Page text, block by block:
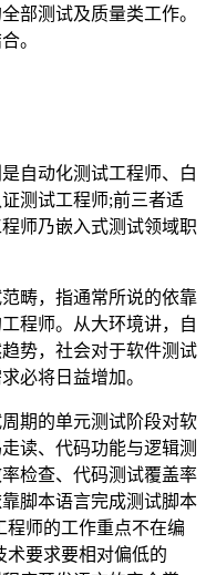
部测试及质量类工作。
。
自动化测试工程师、白
测试工程师;前三者适
师乃嵌入式测试领域职
畴，指通常所说的依靠
程师。从大环境讲，自
势，社会对于软件测试
必将日益增加。
期的单元测试阶段对软
读、代码功能与逻辑测
检查、代码测试覆盖率
脚本语言完成测试脚本
程师的工作重点不在编
术要求要相对偏低的